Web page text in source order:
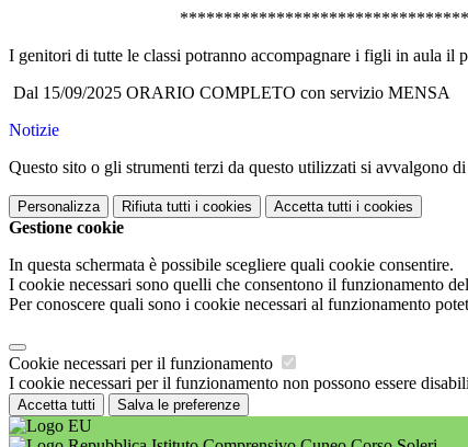
I genitori di tutte le classi potranno accompagnare i figli in aula
Dal 15/09/2025 ORARIO COMPLETO con servizio MENSA
Notizie
Questo sito o gli strumenti terzi da questo utilizzati si avvalgono
Personalizza Rifiuta tutti i cookies Accetta tutti i cookies
Gestione cookie
In questa schermata è possibile scegliere quali cookie consentire.
I cookie necessari sono quelli che consentono il funzionamento
Per conoscere quali sono i cookie necessari al funzionamento
Cookie necessari per il funzionamento
I cookie necessari per il funzionamento non possono essere
Accetta tutti Salva le preferenze